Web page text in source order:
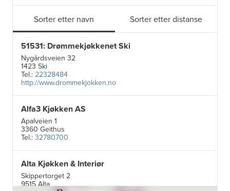
Sorter etter navn Sorter etter distanse
51531: Drømmekjøkkenet Ski
Nygårdsveien 32
1423 Ski
Tel.:22328484
http://www.drommekjokken.no
Alfa3 Kjøkken AS
Apalveien 1
3360 Geithus
Tel.:32780700
Alta Kjøkken & Interiør
Skippertorget 2
9515 Alta